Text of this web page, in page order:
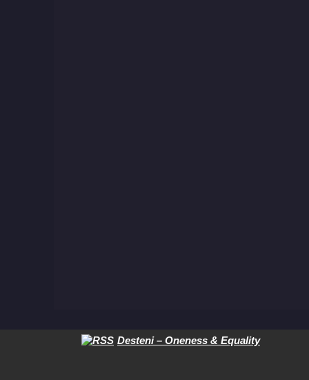
Desteni – Oneness & Equality